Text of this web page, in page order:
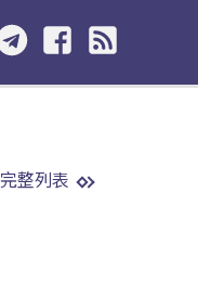
完整列表